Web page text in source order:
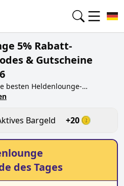
5% Rabatt-
& Gutscheine
besten Heldenlounge-
heute für
beiheldenlounge.de, indem
Erhalten Sie Belohnungen,
-Gutscheincodes einreichen
beim Sparen helfen.
Bargeld +20
des Tages